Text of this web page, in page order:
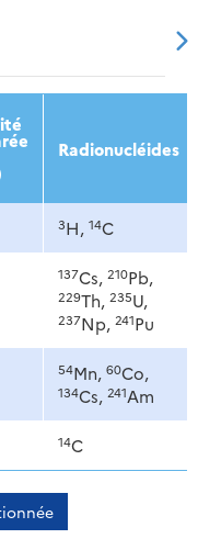
2016
Radionucléides
3H, 14C
137Cs, 210Pb,
229Th, 235U,
237Np, 241Pu
54Mn, 60Co,
134Cs, 241Am
14C